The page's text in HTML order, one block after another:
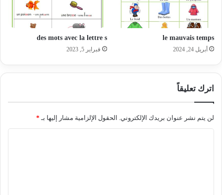
le mauvais temps
أبريل 24, 2024
des mots avec la lettre s
فبراير 5, 2023
اترك تعليقاً
لن يتم نشر عنوان بريدك الإلكتروني. الحقول الإلزامية مشار إليها بـ *